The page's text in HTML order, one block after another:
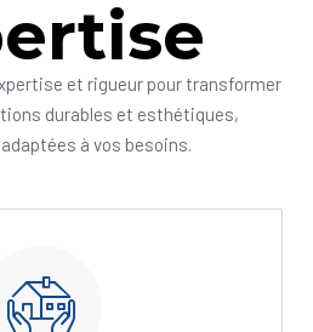
et rigueur pour transformer
durables et esthétiques,
à vos besoins.